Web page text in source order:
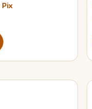
Pix